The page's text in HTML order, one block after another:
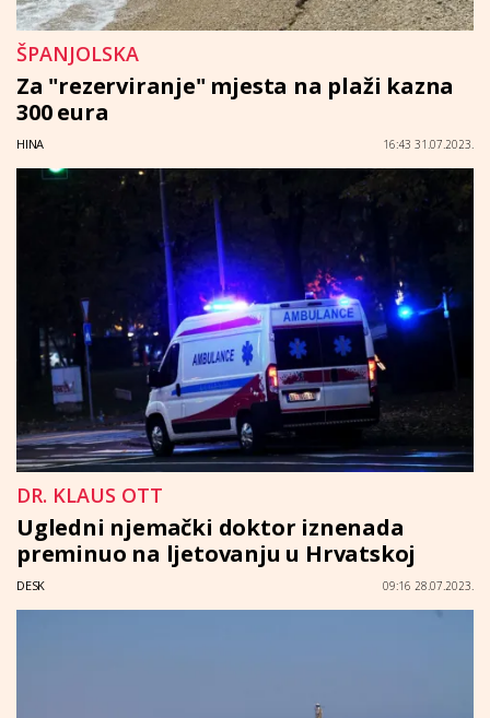
ŠPANJOLSKA
Za "rezerviranje" mjesta na plaži kazna
300 eura
HINA 16:43 31.07.2023.
DR. KLAUS OTT
Ugledni njemački doktor iznenada
preminuo na ljetovanju u Hrvatskoj
DESK 09:16 28.07.2023.